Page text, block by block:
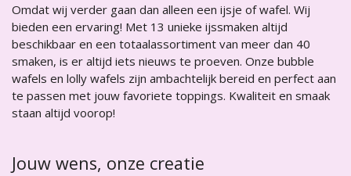
Omdat wij verder gaan dan alleen een ijsje of wafel. Wij
bieden een ervaring! Met 13 unieke ijssmaken altijd
beschikbaar en een totaalassortiment van meer dan 40
smaken, is er altijd iets nieuws te proeven. Onze bubble
wafels en lolly wafels zijn ambachtelijk bereid en perfect aan
te passen met jouw favoriete toppings. Kwaliteit en smaak
staan altijd voorop!
Jouw wens, onze creatie